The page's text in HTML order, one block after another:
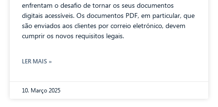
enfrentam o desafio de tornar os seus documentos
digitais acessíveis. Os documentos PDF, em particular, que
são enviados aos clientes por correio eletrónico, devem
cumprir os novos requisitos legais.
LER MAIS »
10. Março 2025